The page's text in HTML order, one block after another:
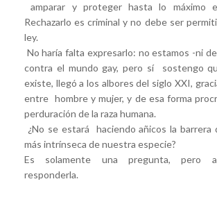
amparar y proteger hasta lo máximo
Rechazarlo es criminal y no debe ser
ley.
No haría falta expresarlo: no estamos -ni
contra el mundo gay, pero sí sostengo
existe, llegó a los albores del siglo XXI,
entre hombre y mujer, y de esa forma
perduración de la raza humana.
¿No se estará haciendo añicos la barrera
más intrínseca de nuestra especie?
Es solamente una pregunta, pero
responderla.